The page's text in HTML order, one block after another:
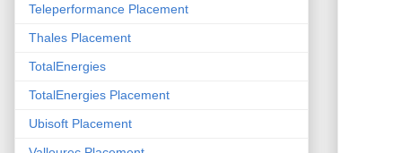
Teleperformance Placement
Thales Placement
TotalEnergies
TotalEnergies Placement
Ubisoft Placement